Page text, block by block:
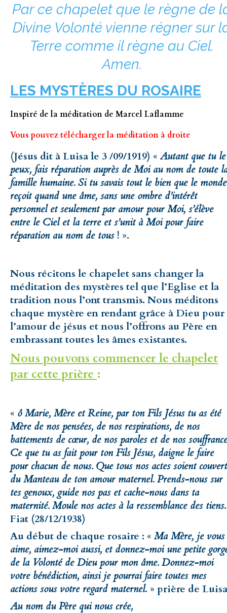
Par ce chapelet que le règne de
Divine Volonté vienne régner sur
Terre comme il règne au Ciel.
Amen.
LES MYSTÈRES DU ROSAIRE
Inspiré de la méditation de Marcel Laflamme
Vous pouvez télécharger la méditation à droite
(Jésus dit à Luisa le 3 /09/1919) «Autant que tu le
peux, fais réparation auprès de Moi au nom de toute
famille humaine. Si tu savais tout le bien que le monde
reçoit quand une âme, sans une ombre d’intérêt
personnel et seulement par amour pour Moi, s’élève
entre le Ciel et la terre et s’unit à Moi pour faire
réparation au nom de tous ! ».
Nous récitons le chapelet sans changer la
méditation des mystères tel que l’Eglise et la
tradition nous l’ont transmis. Nous méditons
chaque mystère en rendant grâce à Dieu pour
l’amour de jésus et nous l’offrons au Père en
embrassant toutes les âmes existantes.
Nous pouvons commencer le chapelet
par cette prière :
« ô Marie, Mère et Reine, par ton Fils Jésus tu as été
Mère de nos pensées, de nos respirations, de nos
battements de cœur, de nos paroles et de nos
Ce que tu as fait pour ton Fils Jésus, daigne le faire
pour chacun de nous. Que tous nos actes soient
du Manteau de ton amour maternel. Prends-nous sur
tes genoux, guide nos pas et cache-nous dans ta
maternité. Moule nos actes à la ressemblance des tiens.
Fiat (28/12/1938)
Au début de chaque rosaire : « Ma Mère, je vous
aime, aimez-moi aussi, et donnez-moi une petite
de la Volonté de Dieu pour mon âme. Donnez-moi
votre bénédiction, ainsi je pourrai faire toutes mes
actions sous votre regard maternel. » prière de
Au nom du Père qui nous crée,